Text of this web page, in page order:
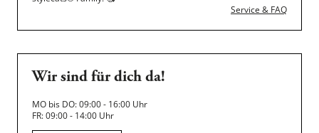
Service & FAQ
Wir sind für dich da!
MO bis DO: 09:00 - 16:00 Uhr
FR: 09:00 - 14:00 Uhr